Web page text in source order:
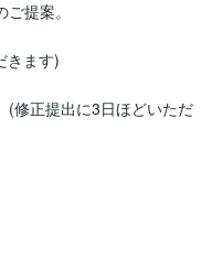
提案。
きます)
(修正提出に3日ほどいただ